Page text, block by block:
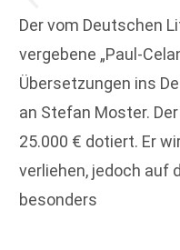
Der vom Deutschen
vergebene „Paul-
Übersetzungen ins
an Stefan Moster.
25.000 € dotiert. Er
verliehen, jedoch auf
besonders